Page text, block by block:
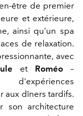
être de premier
et extérieure,
ainsi qu'un spa
de relaxation.
avec
et Roméo –
aux dîners tardifs.
son architecture